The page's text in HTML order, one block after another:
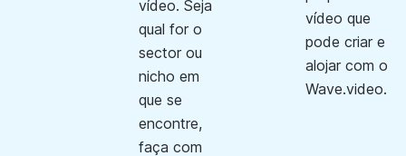
vídeo. Seja
qual for o
sector ou
nicho em
que se
encontre,
faça com
vídeo que
pode criar e
alojar com o
Wave.video.